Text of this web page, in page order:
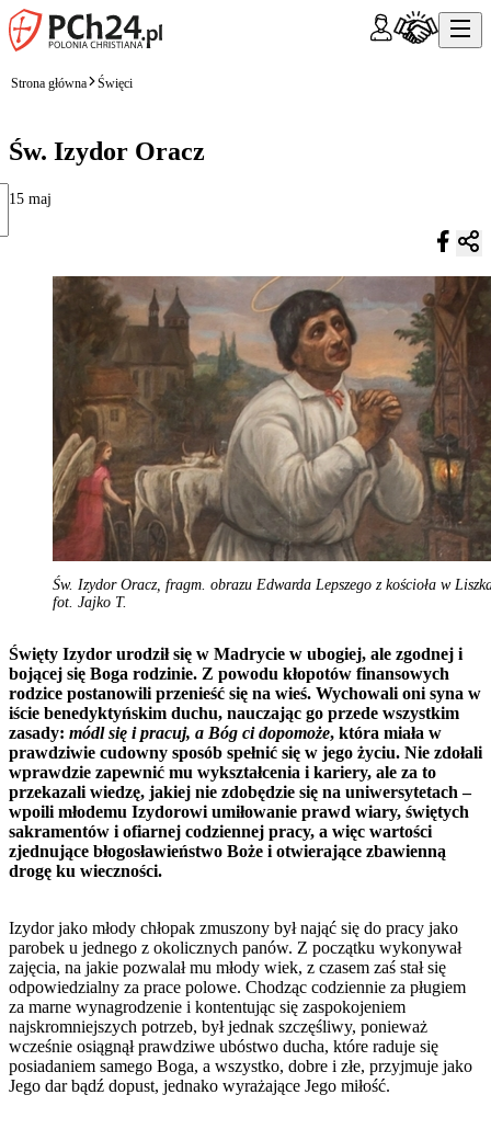
Strona główna Święci
Św. Izydor Oracz
15 maj
Św. Izydor Oracz, fragm. obrazu Edwarda Lepszego z kościoła w
fot. Jajko T.
Święty Izydor urodził się w Madrycie w ubogiej, ale zgodnej i
bojącej się Boga rodzinie. Z powodu kłopotów finansowych
rodzice postanowili przenieść się na wieś. Wychowali oni syna w
iście benedyktyńskim duchu, nauczając go przede wszystkim
zasady: módl się i pracuj, a Bóg ci dopomoże, która miała w
prawdziwie cudowny sposób spełnić się w jego życiu. Nie zdołali
wprawdzie zapewnić mu wykształcenia i kariery, ale za to
przekazali wiedzę, jakiej nie zdobędzie się na uniwersytetach –
wpoili młodemu Izydorowi umiłowanie prawd wiary, świętych
sakramentów i ofiarnej codziennej pracy, a więc wartości
zjednujące błogosławieństwo Boże i otwierające zbawienną
drogę ku wieczności.
Izydor jako młody chłopak zmuszony był nająć się do pracy jako
parobek u jednego z okolicznych panów. Z początku wykonywał
zajęcia, na jakie pozwalał mu młody wiek, z czasem zaś stał się
odpowiedzialny za prace polowe. Chodząc codziennie za pługiem
za marne wynagrodzenie i kontentując się zaspokojeniem
najskromniejszych potrzeb, był jednak szczęśliwy, ponieważ
wcześnie osiągnął prawdziwe ubóstwo ducha, które raduje się
posiadaniem samego Boga, a wszystko, dobre i złe, przyjmuje jako
Jego dar bądź dopust, jednako wyrażające Jego miłość.